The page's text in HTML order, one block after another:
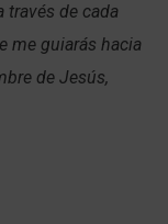
través de cada
me guiarás hacia
de Jesús,